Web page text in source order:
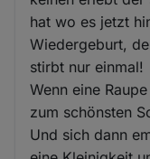
hat wo es jetzt
Wiedergeburt,
stirbt nur einmal!
Wenn eine
zum schönsten
Und sich dann